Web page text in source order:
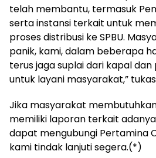
telah membantu, termasuk
serta instansi terkait untuk
proses distribusi ke SPBU.
panik, kami, dalam beberapa
terus jaga suplai dari kapal dan
untuk layani masyarakat,”
Jika masyarakat
memiliki laporan terkait adanya
dapat mengubungi Pertamina
kami tindak lanjuti segera.(*)